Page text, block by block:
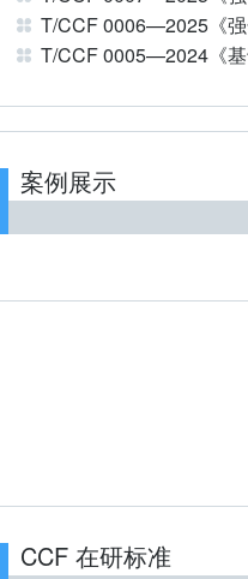
T/CCF 0006—2025《
案例展示
CCF 在研标准